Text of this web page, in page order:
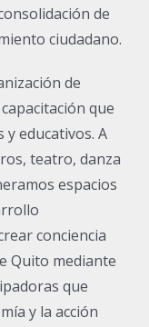
de
ciudadano.
de
que
educativos. A
teatro, danza
espacios
conciencia
Quito mediante
que
y la acción